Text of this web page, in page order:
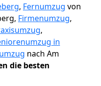
, Fernumzug von
Firmenumzug,
,
in
nach Am
die besten